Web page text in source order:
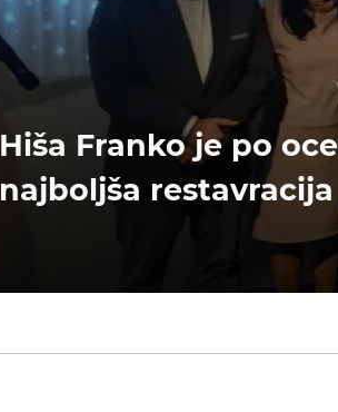
Hiša Franko je po
najboljša restavracija